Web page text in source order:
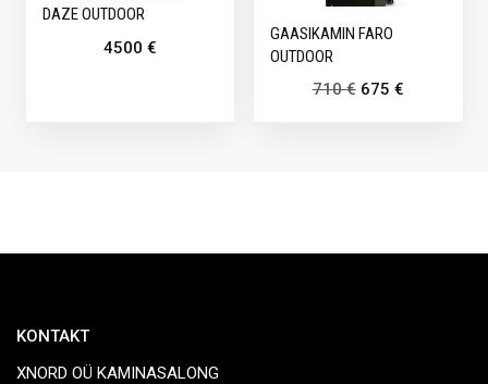
DAZE OUTDOOR
4500 €
GAASIKAMIN FARO
OUTDOOR
710€ 675 €
KONTAKT
XNORD OÜ KAMINASALONG